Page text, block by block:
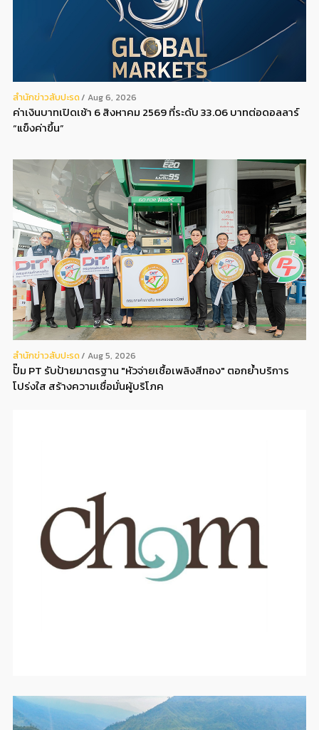
สํานักข่าวสับปะรด Aug 6, 2026
ค่าเงินบาทเปิดเช้า 6 สิงหาคม 2569 ที่ระดับ 33.06 บาทต่อดอลลาร์
“แข็งค่าขึ้น”
สํานักข่าวสับปะรด Aug 5, 2026
ปั๊ม PT รับป้ายมาตรฐาน "หัวจ่ายเชื้อเพลิงสีทอง" ตอกย้ำบริการ
โปร่งใส สร้างความเชื่อมั่นผู้บริโภค